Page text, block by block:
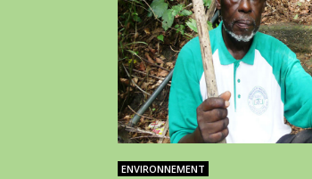
ENVIRONNEMENT